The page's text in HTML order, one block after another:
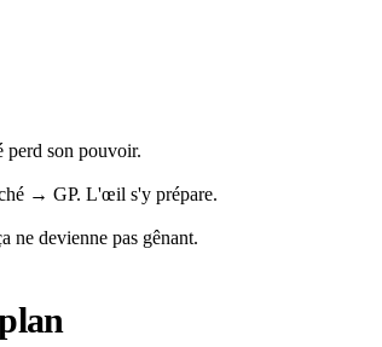
perd son pouvoir.
→ GP. L'œil s'y prépare.
ne devienne pas gênant.